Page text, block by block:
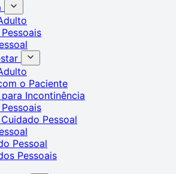
o Paciente
Incontinência
Pessoal
Pessoal
Pessoais